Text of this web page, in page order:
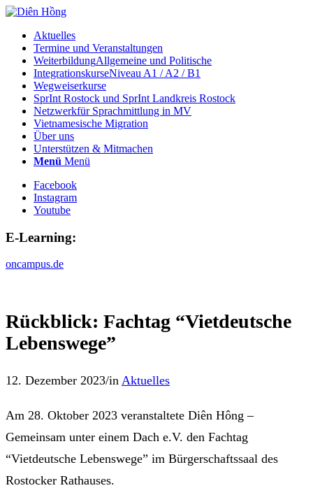
Aktuelles
Termine und Veranstaltungen
WeiterbildungAllgemeine und Politische
IntegrationskurseNiveau A1 / A2 / B1
Wegweiserkurse
SprInt Rostock und SprInt Landkreis Rostock
Netzwerkfür Sprachmittlung in MV
Vietnamesische Migration
Über uns
Unterstützen & Mitmachen
Menü Menü
Facebook
Instagram
Youtube
E-Learning:
oncampus.de
Rückblick: Fachtag “Vietdeutsche
Lebenswege”
12. Dezember 2023/in Aktuelles
Am 28. Oktober 2023 veranstaltete Diên Hông –
Gemeinsam unter einem Dach e.V. den Fachtag
“Vietdeutsche Lebenswege” im Bürgerschaftssaal des
Rostocker Rathauses.